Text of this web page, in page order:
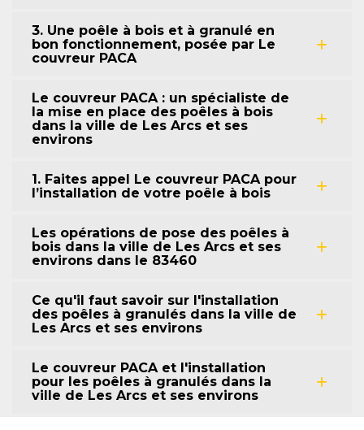
3. Une poêle à bois et à granulé en
bon fonctionnement, posée par Le
couvreur PACA
Le couvreur PACA : un spécialiste de
la mise en place des poêles à bois
dans la ville de Les Arcs et ses
environs
1. Faites appel Le couvreur PACA pour
l’installation de votre poêle à bois
Les opérations de pose des poêles à
bois dans la ville de Les Arcs et ses
environs dans le 83460
Ce qu'il faut savoir sur l'installation
des poêles à granulés dans la ville de
Les Arcs et ses environs
Le couvreur PACA et l'installation
pour les poêles à granulés dans la
ville de Les Arcs et ses environs